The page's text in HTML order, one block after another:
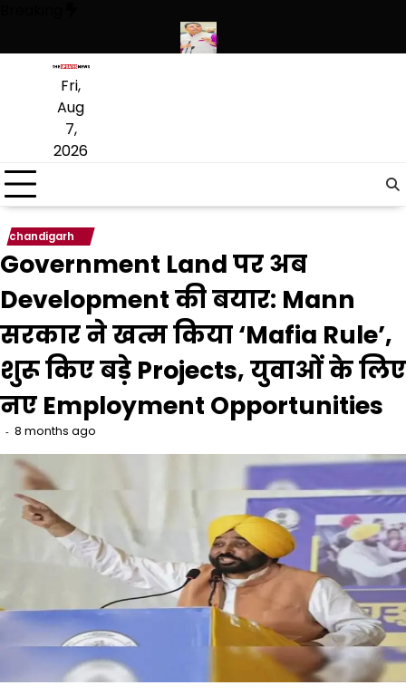
content
Fri,
Aug
7,
2026
chandigarh
Government Land पर अब
Development की बयार: Mann
सरकार ने खत्म किया ‘Mafia Rule’,
शुरू किए बड़े Projects, युवाओं के लिए
नए Employment Opportunities
8 months ago